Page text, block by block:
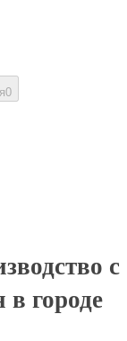
0
с
городе